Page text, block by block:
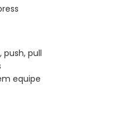
pull
equipe